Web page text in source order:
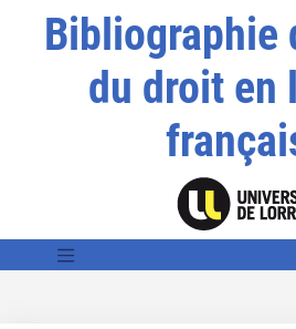
Bibliographie
du droit en